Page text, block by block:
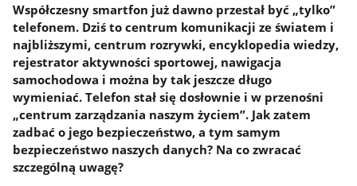
Współczesny smartfon już dawno przestał być „tylko”
telefonem. Dziś to centrum komunikacji ze światem i
najbliższymi, centrum rozrywki, encyklopedia wiedzy,
rejestrator aktywności sportowej, nawigacja
samochodowa i można by tak jeszcze długo
wymieniać. Telefon stał się dosłownie i w przenośni
„centrum zarządzania naszym życiem”. Jak zatem
zadbać o jego bezpieczeństwo, a tym samym
bezpieczeństwo naszych danych? Na co zwracać
szczególną uwagę?